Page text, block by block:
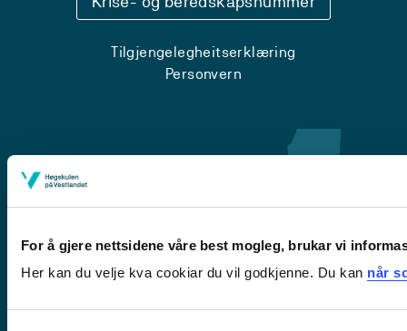
For å gjere nettsidene våre best mogleg, brukar vi
Her kan du velje kva cookiar du vil godkjenne. Du kan når
Tilgjengelegheitserklæring
Personvern